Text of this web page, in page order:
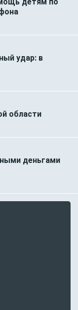
детям по
удар: в
области
деньгами